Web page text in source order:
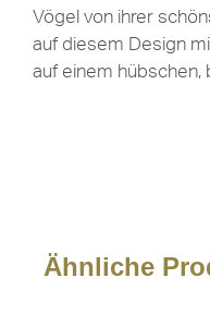
Vögel von ihrer
auf diesem Design
auf einem hübschen,
Ähnliche